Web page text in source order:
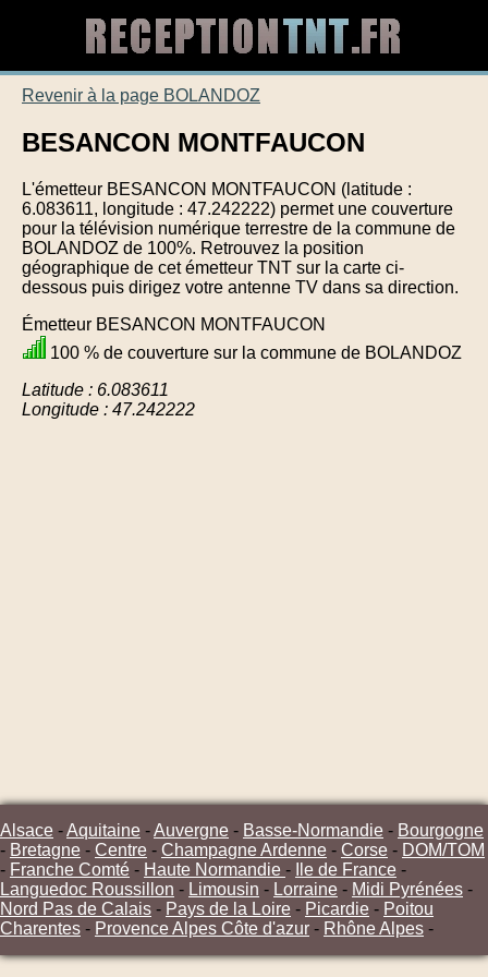
Revenir à la page BOLANDOZ
BESANCON MONTFAUCON
L'émetteur BESANCON MONTFAUCON (latitude :
6.083611, longitude : 47.242222) permet une couverture
pour la télévision numérique terrestre de la commune de
BOLANDOZ de 100%. Retrouvez la position
géographique de cet émetteur TNT sur la carte ci-
dessous puis dirigez votre antenne TV dans sa direction.
Émetteur BESANCON MONTFAUCON
100 % de couverture sur la commune de BOLANDOZ
Latitude : 6.083611
Longitude : 47.242222
Alsace -Aquitaine -Auvergne - Basse-Normandie - Bourgogne
- Bretagne - Centre - Champagne Ardenne - Corse - DOM/TOM
- Franche Comté - Haute Normandie - Ile de France -
Languedoc Roussillon - Limousin - Lorraine - Midi Pyrénées -
Nord Pas de Calais - Pays de la Loire - Picardie - Poitou
Charentes - Provence Alpes Côte d'azur - Rhône Alpes -